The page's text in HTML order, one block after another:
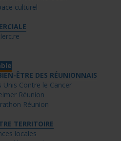
culturel
ÊTRE DES RÉUNIONNAIS
Unis Contre le Cancer
Réunion
Réunion
TERRITOIRE
locales